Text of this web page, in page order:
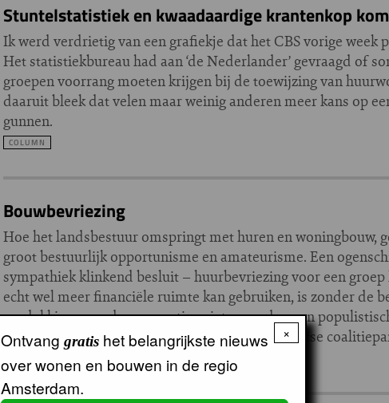
Stuntelstatistiek en kwaadaardige krantenkop
Ik werd verdrietig van een grafiekje dat het CBS vorige week
Het statistiekbureau had aan ‘de Nederlander’ gevraagd of
groepen voorrang moeten krijgen bij de toewijzing van
daaruit bleek dat velen maar weinig anderen meer kans op
gunnen.
COLUMN
Bouwbevriezing
Hoe het landsbestuur omspringt met huren en woningbouw,
groot bestuurlijk opportunisme en amateurisme. Een
sympathiek klinkend besluit – huurbevriezing voor een
echt wel meer financiële ruimte kan gebruiken, is zonder de
rugdekking voor de corporaties niet meer dan een
om even snel een verkiezingsbelofte van de grootse
×
Ontvang gratis het belangrijkste nieuws
over wonen en bouwen in de regio
Amsterdam.